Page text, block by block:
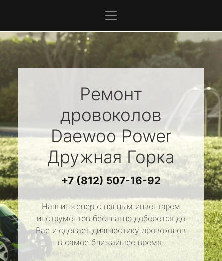
Ремонт
дровоколов
Daewoo Power
Дружная Горка
+7 (812) 507-16-92
Наш инженер с полным инвентарем
инструментов бесплатно доберется до
Вас и сделает диагностику дровоколов
в самое ближайшее время.